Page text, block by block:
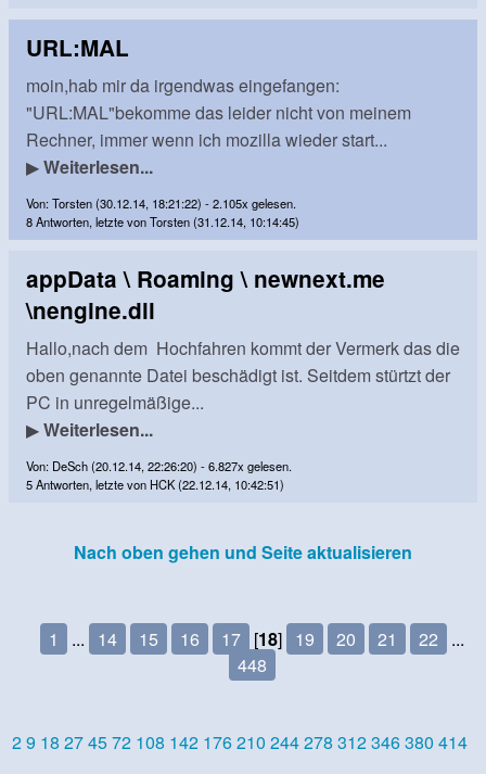
URL:MAL
moin,hab mir da irgendwas eingefangen:
"URL:MAL"bekomme das leider nicht von meinem
Rechner, immer wenn ich mozilla wieder start...
▶Weiterlesen...
Von: Torsten (30.12.14, 18:21:22) - 2.105x gelesen.
8 Antworten, letzte von Torsten (31.12.14, 10:14:45)
appData \ Roaming \ newnext.me
\nengine.dll
Hallo,nach dem Hochfahren kommt der Vermerk das die
oben genannte Datei beschädigt ist. Seitdem stürtzt der
PC in unregelmäßige...
▶Weiterlesen...
Von: DeSch (20.12.14, 22:26:20) - 6.827x gelesen.
5 Antworten, letzte von HCK (22.12.14, 10:42:51)
Nach oben gehen und Seite aktualisieren
1 ... 14 15 16 17 [18] 19 20 21 22
...
448
29 18 274572 108 142 176210 244278 312346380 414